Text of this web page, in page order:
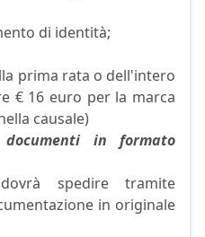
di identità;
prima rata o dell'intero
€ 16 euro per la marca
causale)
in formato
spedire tramite
in originale